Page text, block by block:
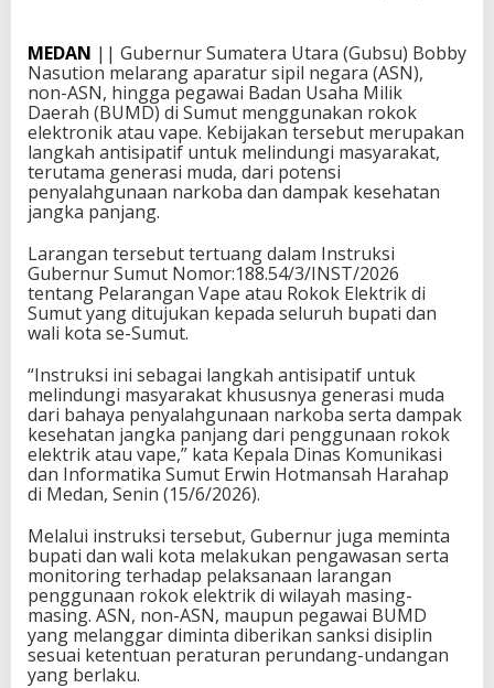
MEDAN || Gubernur Sumatera Utara (Gubsu) Bobby
Nasution melarang aparatur sipil negara (ASN),
non-ASN, hingga pegawai Badan Usaha Milik
Daerah (BUMD) di Sumut menggunakan rokok
elektronik atau vape. Kebijakan tersebut merupakan
langkah antisipatif untuk melindungi masyarakat,
terutama generasi muda, dari potensi
penyalahgunaan narkoba dan dampak kesehatan
jangka panjang.
Larangan tersebut tertuang dalam Instruksi
Gubernur Sumut Nomor:188.54/3/INST/2026
tentang Pelarangan Vape atau Rokok Elektrik di
Sumut yang ditujukan kepada seluruh bupati dan
wali kota se-Sumut.
“Instruksi ini sebagai langkah antisipatif untuk
melindungi masyarakat khususnya generasi muda
dari bahaya penyalahgunaan narkoba serta dampak
kesehatan jangka panjang dari penggunaan rokok
elektrik atau vape,” kata Kepala Dinas Komunikasi
dan Informatika Sumut Erwin Hotmansah Harahap
di Medan, Senin (15/6/2026).
Melalui instruksi tersebut, Gubernur juga meminta
bupati dan wali kota melakukan pengawasan serta
monitoring terhadap pelaksanaan larangan
penggunaan rokok elektrik di wilayah masing-
masing. ASN, non-ASN, maupun pegawai BUMD
yang melanggar diminta diberikan sanksi disiplin
sesuai ketentuan peraturan perundang-undangan
yang berlaku.